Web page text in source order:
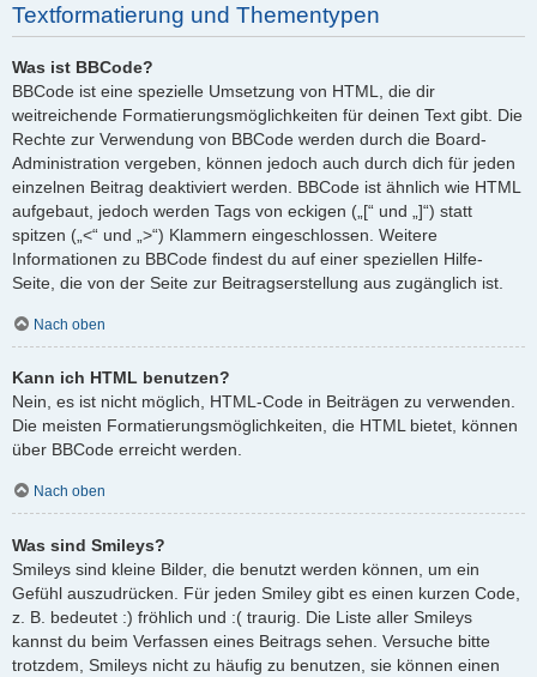
Textformatierung und Thementypen
Was ist BBCode?
BBCode ist eine spezielle Umsetzung von HTML, die dir
weitreichende Formatierungsmöglichkeiten für deinen Text gibt. Die
Rechte zur Verwendung von BBCode werden durch die Board-
Administration vergeben, können jedoch auch durch dich für jeden
einzelnen Beitrag deaktiviert werden. BBCode ist ähnlich wie HTML
aufgebaut, jedoch werden Tags von eckigen („[“ und „]“) statt
spitzen („<“ und „>“) Klammern eingeschlossen. Weitere
Informationen zu BBCode findest du auf einer speziellen Hilfe-
Seite, die von der Seite zur Beitragserstellung aus zugänglich ist.
Nach oben
Kann ich HTML benutzen?
Nein, es ist nicht möglich, HTML-Code in Beiträgen zu verwenden.
Die meisten Formatierungsmöglichkeiten, die HTML bietet, können
über BBCode erreicht werden.
Nach oben
Was sind Smileys?
Smileys sind kleine Bilder, die benutzt werden können, um ein
Gefühl auszudrücken. Für jeden Smiley gibt es einen kurzen Code,
z. B. bedeutet :) fröhlich und :( traurig. Die Liste aller Smileys
kannst du beim Verfassen eines Beitrags sehen. Versuche bitte
trotzdem, Smileys nicht zu häufig zu benutzen, sie können einen